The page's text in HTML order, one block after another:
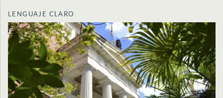
LENGUAJE CLARO